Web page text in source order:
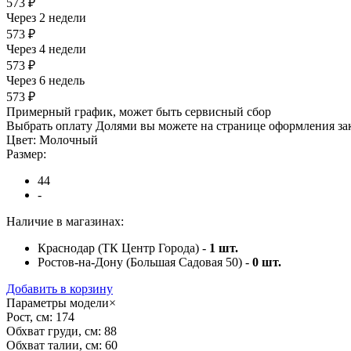
Через 2 недели
573 ₽
Через 4 недели
573 ₽
Через 6 недель
573 ₽
Примерный график, может быть сервисный сбор
Выбрать оплату Долями вы можете на странице оформления
Цвет: Молочный
Размер:
44
-
Наличие в магазинах:
Краснодар (ТК Центр Города) - 1 шт.
Ростов-на-Дону (Большая Садовая 50) - 0 шт.
Добавить в корзину
Параметры модели×
Рост, см: 174
Обхват груди, см: 88
Обхват талии, см: 60